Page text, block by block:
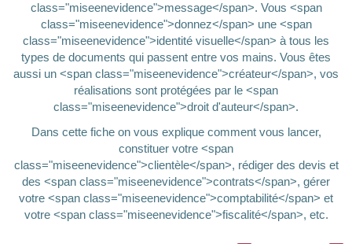
class="miseenevidence">message</span>. Vous <span
class="miseenevidence">donnez</span> une <span
class="miseenevidence">identité visuelle</span> à tous les
types de documents qui passent entre vos mains. Vous êtes
aussi un <span class="miseenevidence">créateur</span>, vos
réalisations sont protégées par le <span
class="miseenevidence">droit d'auteur</span>.
Dans cette fiche on vous explique comment vous lancer,
constituer votre <span
class="miseenevidence">clientèle</span>, rédiger des devis et
des <span class="miseenevidence">contrats</span>, gérer
votre <span class="miseenevidence">comptabilité</span> et
votre <span class="miseenevidence">fiscalité</span>, etc.